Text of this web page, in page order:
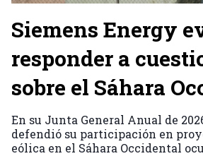
Siemens Energy
responder a
sobre el Sáhara
En su Junta General Anual de
defendió su participación en
eólica en el Sáhara Occidental